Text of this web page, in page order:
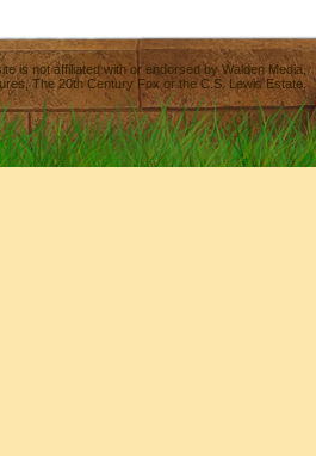
is not affiliated with or endorsed byWalden Media
,The 20th Century Fox or the C.S. Lewis Estate.